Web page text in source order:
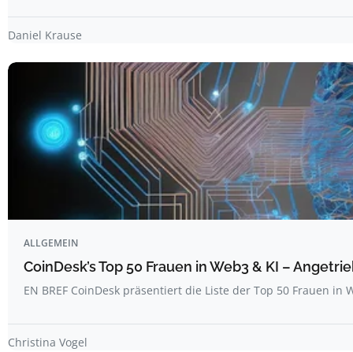
Daniel Krause
ALLGEMEIN
CoinDesk’s Top 50 Frauen in Web3 & KI –
EN BREF CoinDesk präsentiert die Liste der Top 50 Frauen in
Christina Vogel